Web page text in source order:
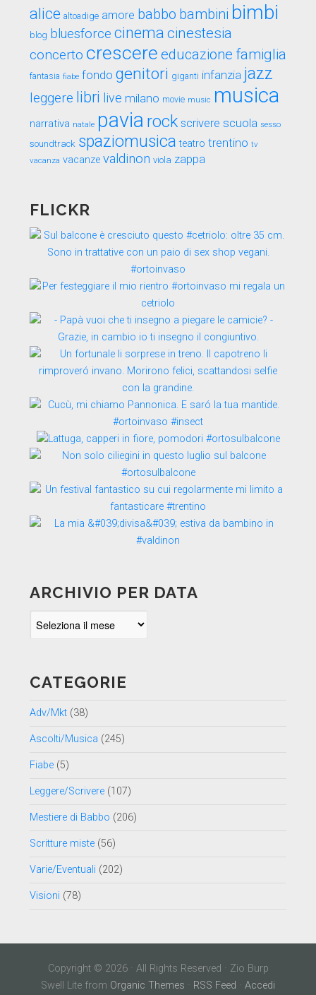
alice altoadige amore babbo bambini bimbi
blog bluesforce cinema cinestesia
concerto crescere educazione famiglia
fantasia fiabe fondo genitori giganti infanzia jazz
leggere libri live milano movie music musica
narrativa natale pavia rock scrivere scuola sesso
soundtrack spaziomusica teatro trentino tv
vacanza vacanze valdinon viola zappa
FLICKR
ARCHIVIO PER DATA
CATEGORIE
Adv/Mkt(38)
Ascolti/Musica (245)
Fiabe(5)
Leggere/Scrivere(107)
Mestiere di Babbo (206)
Scritture miste(56)
Varie/Eventuali (202)
Visioni (78)
Copyright © 2026 · All Rights Reserved · Zio Burp
Swell Lite from Organic Themes · RSS Feed · Accedi